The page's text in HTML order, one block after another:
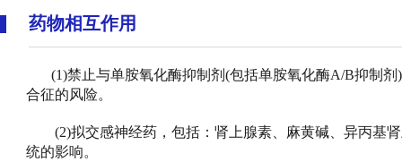
药物相互作用
(1)禁止与单胺氧化酶抑制剂(包括单胺氧化酶A/B抑制
合征的风险。
(2)拟交感神经药，包括：肾上腺素、麻黄碱、异丙基
统的影响。